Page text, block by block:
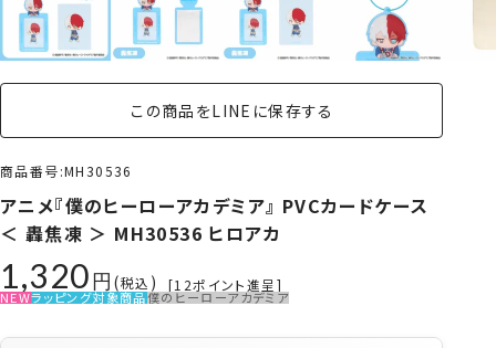
この商品をLINEに保存する
商品番号 MH30536
アニメ『僕のヒーローアカデミア』 PVCカードケース
＜ 轟焦凍 ＞ MH30536 ヒロアカ
1,320 税込 [12ポイント進呈]
NEWラッピング対象商品僕のヒーローアカデミア